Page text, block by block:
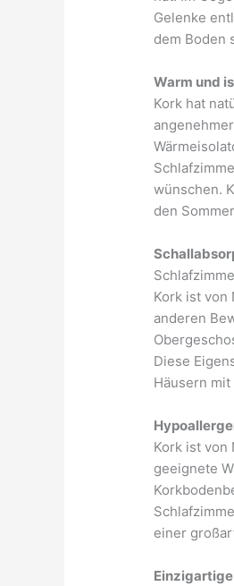
Gelenke
dem Boden
Warm und
Kork hat
wünschen.
den
Kork ist von
anderen
Diese
Häusern
Kork ist von
geeignete
einer